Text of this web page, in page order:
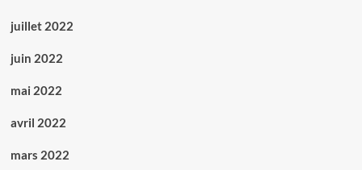
juillet 2022
juin 2022
mai 2022
avril 2022
mars 2022